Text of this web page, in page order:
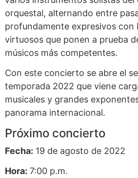
orquestal, alternando entre
profundamente expresivos con
virtuosos que ponen a prueba
músicos más competentes.
Con este concierto se abre el
temporada 2022 que viene
musicales y grandes
panorama internacional.
Próximo concierto
Fecha: 19 de agosto de 2022
Hora: 7:00 p.m.